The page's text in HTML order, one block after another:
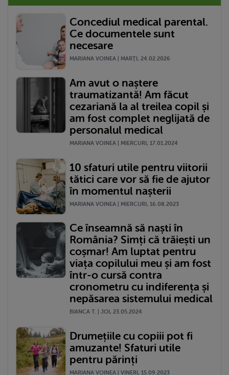
Concediul medical parental.
Ce documentele sunt
necesare
MARIANA VOINEA | MARŢI, 24.02.2026
Am avut o naștere
traumatizantă! Am făcut
cezariană la al treilea copil și
am fost complet neglijată de
personalul medical
MARIANA VOINEA | MIERCURI, 17.01.2024
10 sfaturi utile pentru viitorii
tătici care vor să fie de ajutor
în momentul nașterii
MARIANA VOINEA | MIERCURI, 16.08.2023
Ce înseamnă să naști în
România? Simți că trăiești un
coșmar! Am luptat pentru
viața copilului meu și am fost
într-o cursă contra
cronometru cu indiferența și
nepăsarea sistemului medical
BIANCA T. | JOI, 23.05.2024
Drumețiile cu copiii pot fi
amuzante! Sfaturi utile
pentru părinți
MARIANA VOINEA | VINERI, 15.09.2023